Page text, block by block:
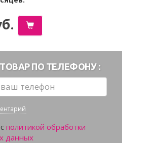
ПО ТЕЛЕФОНУ :
политикой обработки
данных